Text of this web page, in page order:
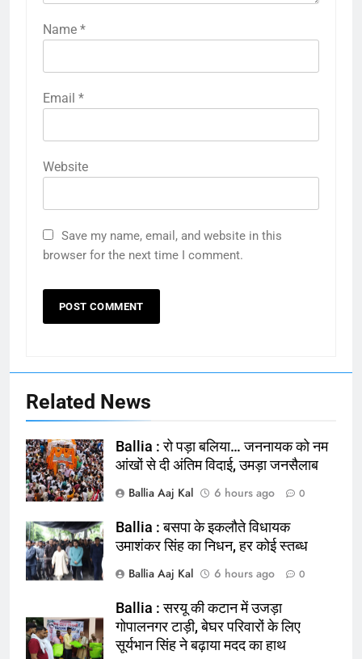
164
Name *
Email *
Website
Save my name, email, and website in this
browser for the next time I comment.
Related News
Ballia : रो पड़ा बलिया… जननायक को नम
आंखों से दी अंतिम विदाई, उमड़ा जनसैलाब
Ballia Aaj Kal
6 hours ago 0
Ballia : बसपा के इकलौते विधायक
उमाशंकर सिंह का निधन, हर कोई स्तब्ध
Ballia Aaj Kal
6 hours ago 0
Ballia : सरयू की कटान में उजड़ा
गोपालनगर टाड़ी, बेघर परिवारों के लिए
सूर्यभान सिंह ने बढ़ाया मदद का हाथ